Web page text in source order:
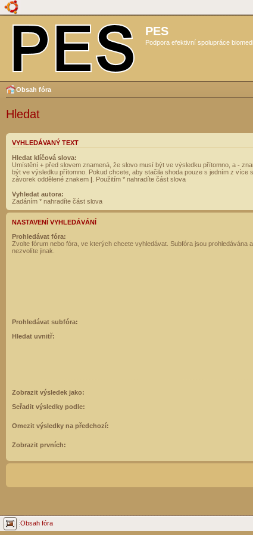
PES
Podpora efektivní spolupráce
Obsah fóra
Hledat
VYHLEDÁVANÝ TEXT
Hledat klíčová slova:
Umístění + před slovem znamená, že slovo musí být ve výsledku přítomno, a -
být ve výsledku přítomno. Pokud chcete, aby stačila shoda pouze s jedním z více
závorek oddělené znakem | . Použitím * nahradíte část slova
Vyhledat autora:
Zadáním * nahradíte část slova
NASTAVENÍ VYHLEDÁVÁNÍ
Prohledávat fóra:
Zvolte fórum nebo fóra, ve kterých chcete vyhledávat. Subfóra jsou prohledávána
nezvolíte jinak.
Prohledávat subfóra:
Hledat uvnitř:
Zobrazit výsledek jako:
Seřadit výsledky podle:
Omezit výsledky na předchozí:
Zobrazit prvních:
Obsah fóra